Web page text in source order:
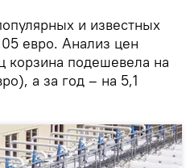
и известных
евро. Анализ цен
корзина подешевела на
а за год – на 5,1